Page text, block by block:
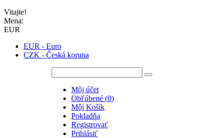
Vitajte!
Mena:
EUR
EUR - Euro
CZK - Česká koruna
Môj účet
Obľúbené (0)
Môj Košík
Pokladňa
Registrovať
Prihlásiť